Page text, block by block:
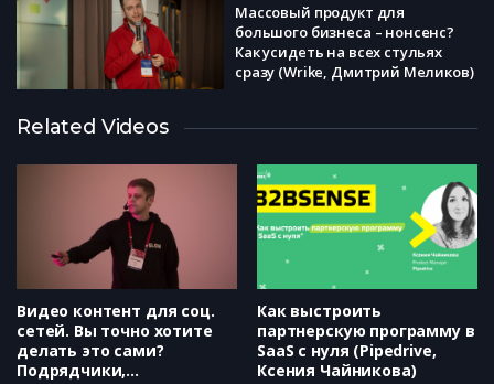
Массовый продукт для
большого бизнеса – нонсенс?
Как усидеть на всех стульях
сразу (Wrike, Дмитрий Меликов)
Behind the process of finding
Андрей Хусид)
Один пользуется, другой
платит: как осчастливить
обоих, и сделать продукт,
который нужен (Exact Farming,
Анна Кудинова)
Related Videos
Видео контент для соц.
сетей. Вы точно хотите
делать это сами?
Подрядчики,
Как выстроить
партнерскую программу в
SaaS с нуля (Pipedrive,
Ксения Чайникова)